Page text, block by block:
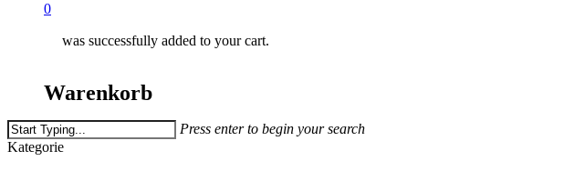
0
was successfully added to your cart.
Warenkorb
Press enter to begin your search
Close
Kategorie